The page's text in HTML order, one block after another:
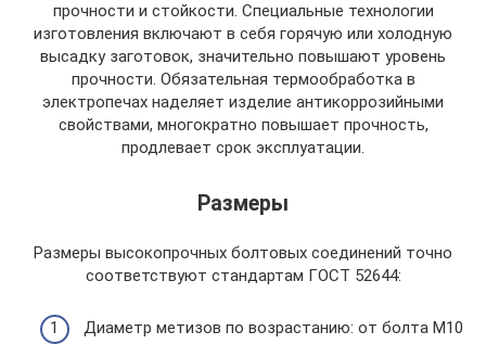
прочности и стойкости. Специальные технологии
изготовления включают в себя горячую или холодную
высадку заготовок, значительно повышают уровень
прочности. Обязательная термообработка в
электропечах наделяет изделие антикоррозийными
свойствами, многократно повышает прочность,
продлевает срок эксплуатации.
Размеры
Размеры высокопрочных болтовых соединений точно
соответствуют стандартам ГОСТ 52644:
Диаметр метизов по возрастанию: от болта М10